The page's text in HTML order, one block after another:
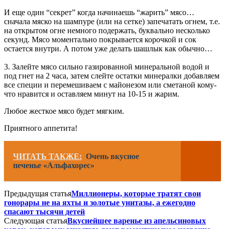
И еще один “секрет” когда начинаешь “жарить” мясо…
сначала мяско на шампуре (или на сетке) запечатать огнем, т.е.
на открытом огне немного подержать, буквально несколько
секунд. Мясо моментально покрывается корочкой и сок
остается внутри. А потом уже делать шашлык как обычно…
3. Залейте мясо сильно газированной минеральной водой и
под гнет на 2 часа, затем слейте остатки минералки добавляем
все специи и перемешиваем с майонезом или сметаной кому-
что нравится и оставляем минут на 10-15 и жарим.
Любое жесткое мясо будет мягким.
Приятного аппетита!
ЧИТАТЬ ТАКЖЕ: Очень вкусное
печенье «Альфахорес»
Предыдущая статьяМиллионеры, которые тратят свои
гонорары не на яхты и золотые унитазы, а ежегодно
спасают тысячи детей
Следующая статьяВкуснейшее варенье из апельсиновых